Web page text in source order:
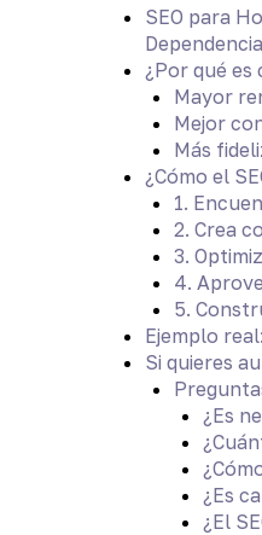
SEO para
¿Por qué es
Mayor
Mejor
Más
¿Cómo el
1.
2. Crea
3.
4.
5.
Ejemplo
Si quieres
¿Es
¿Es
¿El